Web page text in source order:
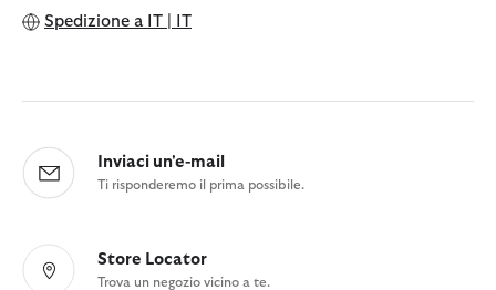
Spedizione a IT | IT
Inviaci un'e-mail
Ti risponderemo il prima possibile.
Store Locator
Trova un negozio vicino a te.